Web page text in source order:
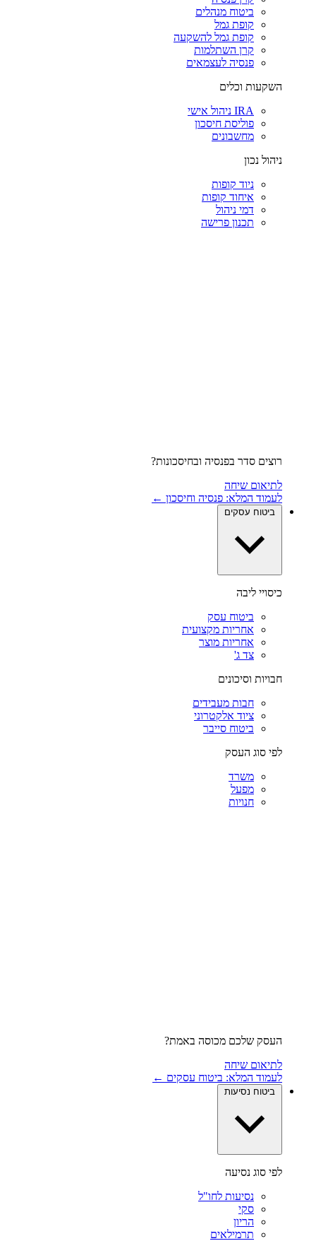
ביטוח מנהלים
קופת גמל
קופת גמל להשקעה
קרן השתלמות
פנסיה לעצמאים
השקעות וכלים
IRA ניהול אישי
פוליסת חיסכון
מחשבונים
ניהול נכון
ניוד קופות
איחוד קופות
דמי ניהול
תכנון פרישה
רוצים סדר בפנסיה ובחיסכונות?
לתיאום שיחה
לעמוד המלא: פנסיה וחיסכון ←
ביטוח עסקים
כיסויי ליבה
ביטוח עסק
אחריות מקצועית
אחריות מוצר
צד ג'
חבויות וסיכונים
חבות מעבידים
ציוד אלקטרוני
ביטוח סייבר
לפי סוג העסק
משרד
מפעל
חנויות
העסק שלכם מכוסה באמת?
לתיאום שיחה
לעמוד המלא: ביטוח עסקים ←
ביטוח נסיעות
לפי סוג נסיעה
נסיעות לחו"ל
סקי
הריון
תרמילאים